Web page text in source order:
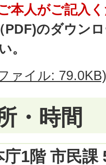
本人がご記入
PDF)のダウン
。
ァイル: 79.0KB)
・時間
1階 市民課